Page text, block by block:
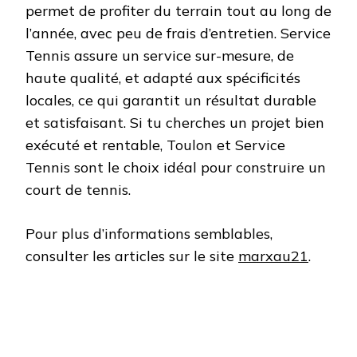
permet de profiter du terrain tout au long de
l’année, avec peu de frais d’entretien. Service
Tennis assure un service sur-mesure, de
haute qualité, et adapté aux spécificités
locales, ce qui garantit un résultat durable
et satisfaisant. Si tu cherches un projet bien
exécuté et rentable, Toulon et Service
Tennis sont le choix idéal pour construire un
court de tennis.
Pour plus d’informations semblables,
consulter les articles sur le site marxau21.